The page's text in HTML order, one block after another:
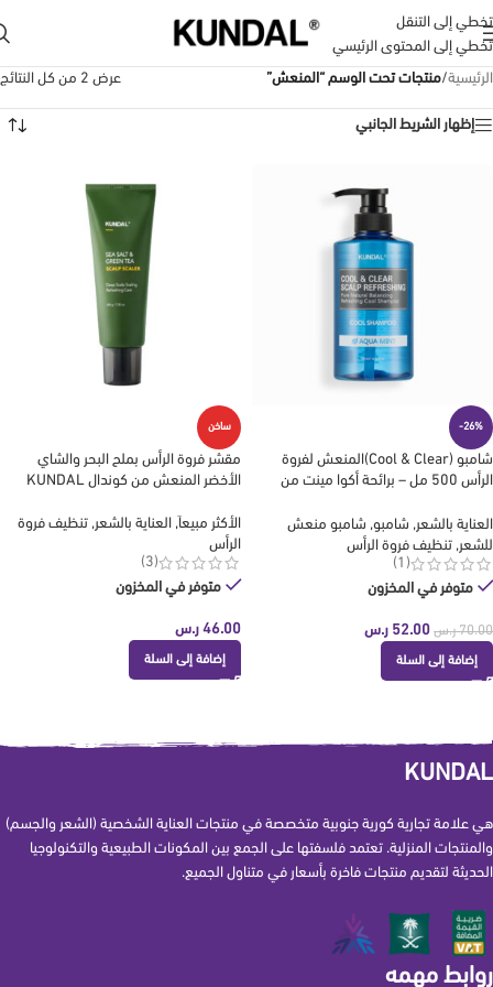
تخطي إلى التنقل
تخطي إلى المحتوى الرئيسي
الرئيسية/منتجات تحت الوسم “المنعش” عرض ⁦2⁩ من كل النتائج
إظهار الشريط الجانبي
-26%
شامبو (Cool & Clear)المنعش لفروة
الرأس 500 مل – برائحة أكوا مينت من
العناية بالشعر, شامبو, شامبو منعش
للشعر, تنظيف فروة الرأس
(1)
متوفر في المخزون
70.00 ر.س 52.00 ر.س
إضافة إلى السلة
ساخن
مقشر فروة الرأس بملح البحر والشاي
الأخضر المنعش من كوندال KUNDAL
الأكثر مبيعاَ, العناية بالشعر, تنظيف فروة
الرأس
(3)
متوفر في المخزون
46.00 ر.س
إضافة إلى السلة
KUNDAL
هي علامة تجارية كورية جنوبية متخصصة في منتجات العناية الشخصية (الشعر والجسم)
والمنتجات المنزلية. تعتمد فلسفتها على الجمع بين المكونات الطبيعية والتكنولوجيا
الحديثة لتقديم منتجات فاخرة بأسعار في متناول الجميع.
روابط مهمه